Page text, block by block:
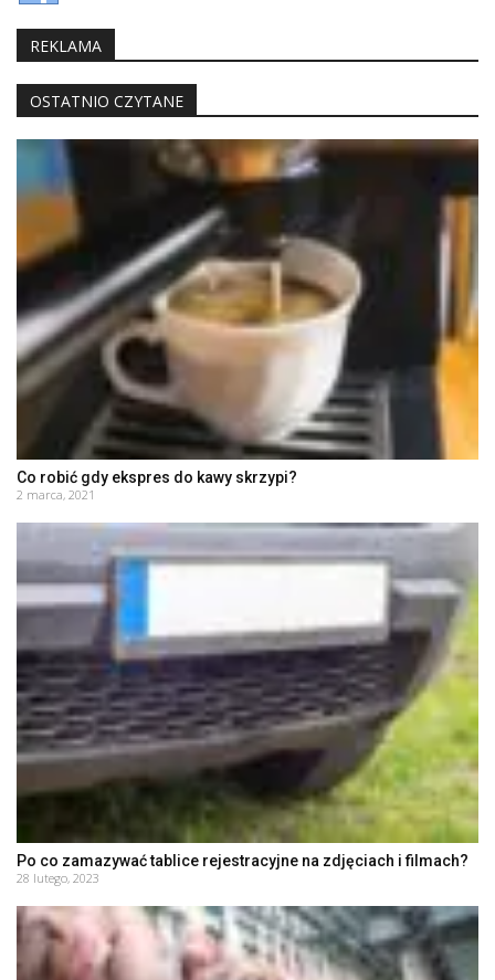
REKLAMA
OSTATNIO CZYTANE
Co robić gdy ekspres do kawy skrzypi?
2 marca, 2021
Po co zamazywać tablice rejestracyjne na zdjęciach i filmach?
28 lutego, 2023